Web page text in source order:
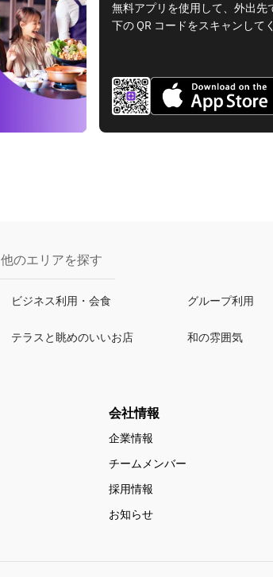
無料アプリを使用して、外出先
下の QR コードをスキャンして
他のエリアを探す
ビジネス利用・会食 グループ利用
テラスと眺めのいいお店 和の雰囲気
会社情報
企業情報
チームメンバー
採用情報
お知らせ